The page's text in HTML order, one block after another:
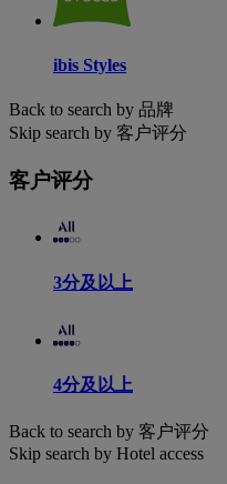
ibis Styles
Back to search by 品牌
Skip search by 客户评分
客户评分
3分及以上
4分及以上
Back to search by 客户评分
Skip search by Hotel access